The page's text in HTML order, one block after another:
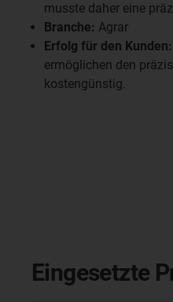
musste daher eine
Branche: Agrar
Erfolg für den Kunden:
ermöglichen den
kostengünstig.
Eingesetzte